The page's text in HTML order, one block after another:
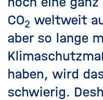
CO2 weltweit
aber so lange
haben, wird
schwierig.